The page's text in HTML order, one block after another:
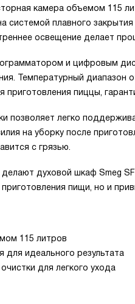
камера объемом 115
системой плавного
освещение делает
и цифровым
Температурный диапазон
пиццы,
позволяет легко
на уборку после
с грязью.
духовой шкаф Smeg
пищи, но и
115 литров
для идеального результата
для легкого ухода